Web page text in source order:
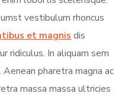
vestibulum rhoncus
et magnis dis
ridiculus. In aliquam sem
pharetra magna ac
massa massa ultricies